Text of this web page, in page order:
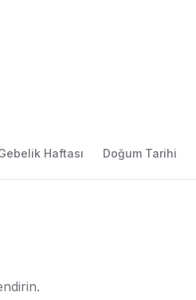
Haftası Doğum Tarihi